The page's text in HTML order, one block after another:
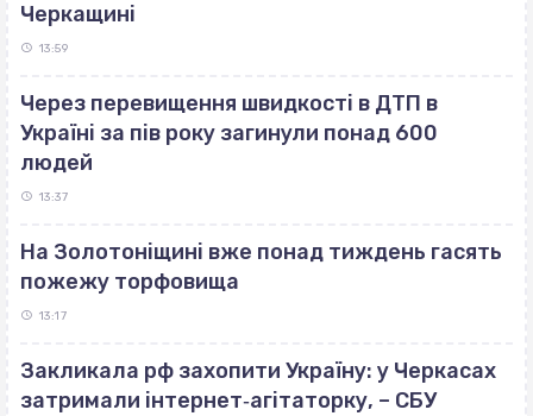
Черкащині
13:59
Через перевищення швидкості в ДТП в
Україні за пів року загинули понад 600
людей
13:37
На Золотоніщині вже понад тиждень гасять
пожежу торфовища
13:17
Закликала рф захопити Україну: у Черкасах
затримали інтернет‐агітаторку, – СБУ